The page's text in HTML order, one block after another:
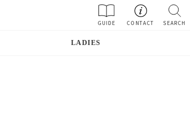
GUIDE CONTACT SEARCH
LADIES